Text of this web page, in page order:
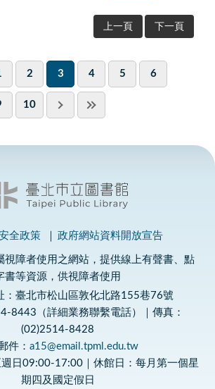
上一頁 下一頁
2 3 4 5 6
10
全政策 政府網站資料開放宣告
視障者使用之網站，提供線上有聲書、點
書等資源，供視障者使用
：臺北市松山區敦化北路155巷76號
8443（詳細業務聯繫電話）｜傳真：
(02)2514-8428
件： a15@email.tpml.edu.tw
日09:00-17:00｜休館日：每月第一個星
期四及國定假日